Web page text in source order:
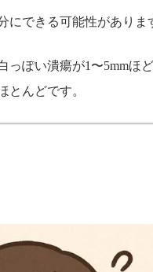
にできる可能性がありま
ぽい潰瘍が1〜5mmほ
とんどです。